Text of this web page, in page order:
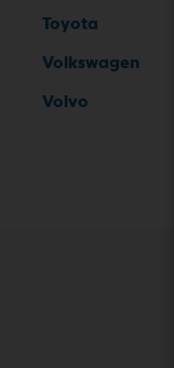
Toyota
Volkswagen
Volvo